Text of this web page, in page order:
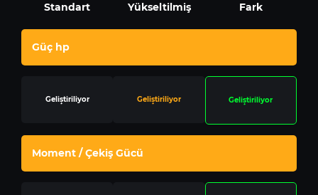
Standart Yükseltilmiş Fark
Güç hp
Geliştiriliyor Geliştiriliyor Geliştiriliyor
Moment / Çekiş Gücü